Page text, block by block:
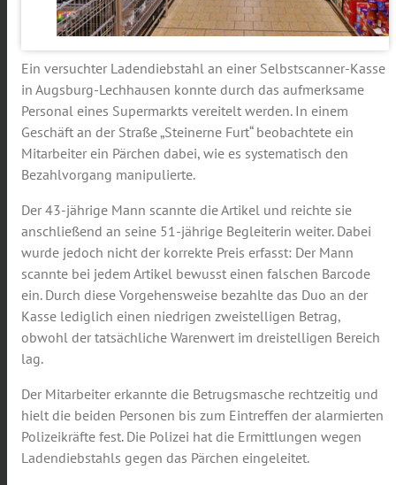
Ein versuchter Ladendiebstahl an einer Selbstscanner-Kasse
in Augsburg-Lechhausen konnte durch das aufmerksame
Personal eines Supermarkts vereitelt werden. In einem
Geschäft an der Straße „Steinerne Furt“ beobachtete ein
Mitarbeiter ein Pärchen dabei, wie es systematisch den
Bezahlvorgang manipulierte.
Der 43-jährige Mann scannte die Artikel und reichte sie
anschließend an seine 51-jährige Begleiterin weiter. Dabei
wurde jedoch nicht der korrekte Preis erfasst: Der Mann
scannte bei jedem Artikel bewusst einen falschen Barcode
ein. Durch diese Vorgehensweise bezahlte das Duo an der
Kasse lediglich einen niedrigen zweistelligen Betrag,
obwohl der tatsächliche Warenwert im dreistelligen Bereich
lag.
Der Mitarbeiter erkannte die Betrugsmasche rechtzeitig und
hielt die beiden Personen bis zum Eintreffen der alarmierten
Polizeikräfte fest. Die Polizei hat die Ermittlungen wegen
Ladendiebstahls gegen das Pärchen eingeleitet.